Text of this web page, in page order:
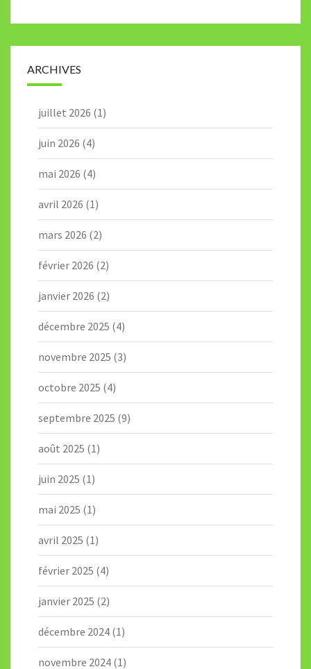
ARCHIVES
juillet 2026 (1)
juin 2026 (4)
mai 2026 (4)
avril 2026 (1)
mars 2026 (2)
février 2026 (2)
janvier 2026 (2)
décembre 2025 (4)
novembre 2025 (3)
octobre 2025 (4)
septembre 2025 (9)
août 2025 (1)
juin 2025 (1)
mai 2025 (1)
avril 2025 (1)
février 2025 (4)
janvier 2025 (2)
décembre 2024 (1)
novembre 2024 (1)